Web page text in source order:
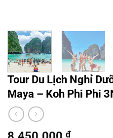
Tour Du Lịch Nghỉ
Maya – Koh Phi Phi
₫